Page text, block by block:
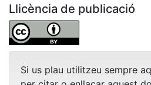
Llicència de publicació
Si us plau utilitzeu sempre